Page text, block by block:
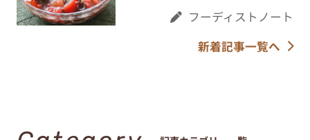
フーディストノート
新着記事一覧へ